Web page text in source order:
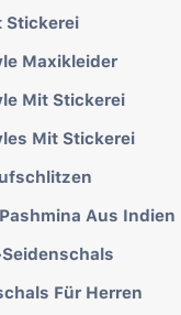
Stickerei
Maxikleider
Mit Stickerei
Mit Stickerei
Aus Indien
Für Herren